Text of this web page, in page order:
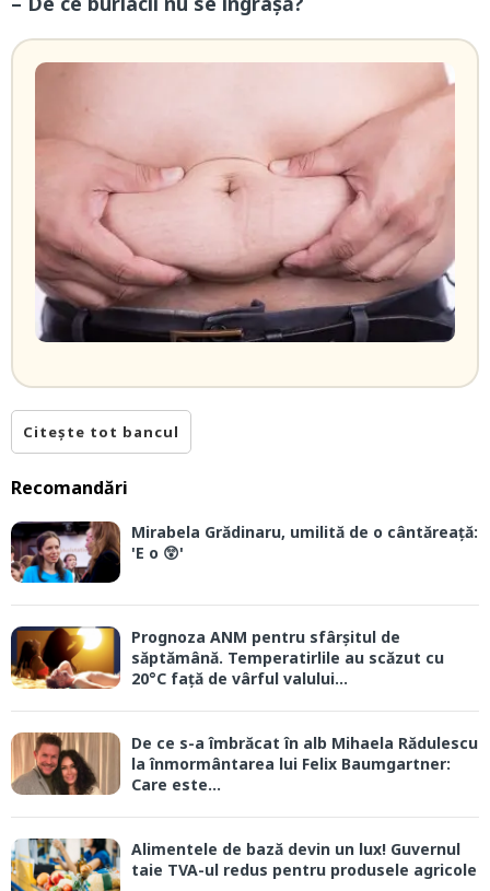
Citește tot bancul
Recomandări
Mirabela Grădinaru, umilită de o cântăreață:
'E o 😲'
Prognoza ANM pentru sfârșitul de
săptămână. Temperatirlile au scăzut cu
20°C față de vârful valului...
De ce s-a îmbrăcat în alb Mihaela Rădulescu
la înmormântarea lui Felix Baumgartner:
Care este...
Alimentele de bază devin un lux! Guvernul
taie TVA-ul redus pentru produsele agricole